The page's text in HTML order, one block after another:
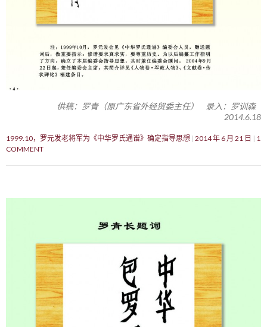
供稿：罗青（原广东省外经贸委主任） 录入：罗训森
2014.6.18
1999.10，罗元发老将军为《中华罗氏通谱》确定指导思想 2014 年 6 月 21 日
1
COMMENT